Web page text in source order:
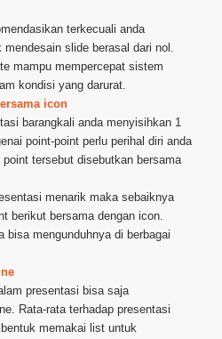
terkecuali anda
slide berasal dari nol.
mampu mempercepat sistem
kondisi yang darurat.
icon
barangkali anda menyisihkan 1
point-point perlu perihal diri anda
tersebut disebutkan bersama
menarik maka sebaiknya
berikut bersama dengan icon.
bisa mengunduhnya di berbagai
presentasi bisa saja
Rata-rata terhadap presentasi
memakai list untuk